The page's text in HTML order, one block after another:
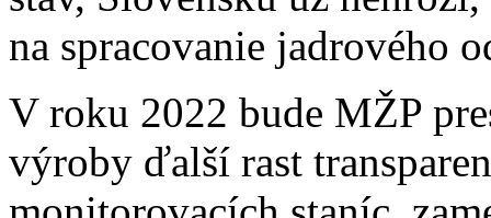
na spracovanie jadrového
V roku 2022 bude MŽP
výroby ďalší rast